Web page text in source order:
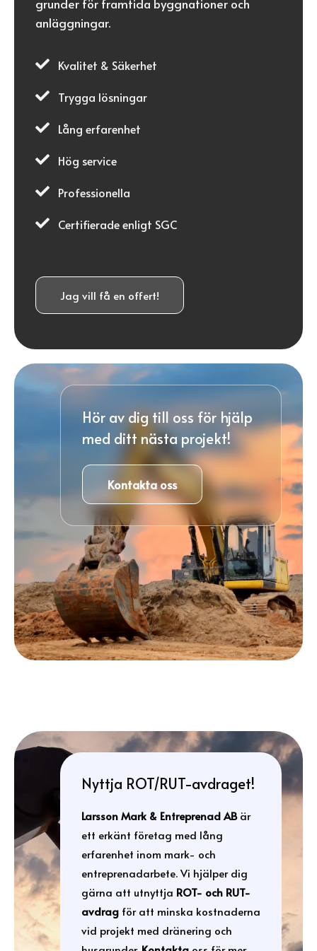
grunder för framtida byggnationer och
anläggningar.
 Kvalitet & Säkerhet
 Trygga lösningar
 Lång erfarenhet
 Hög service
 Professionella
 Certifierade enligt SGC
Jag vill få en offert!
Hör av dig till oss för hjälp
med ditt nästa projekt!
Kontakta oss
Nyttja ROT/RUT-avdraget!
Larsson Mark & Entreprenad ABär
ett erkänt företag med lång
erfarenhet inom mark- och
entreprenadarbete. Vi hjälper dig
gärna att utnyttja ROT- och RUT-
avdragför att minska kostnaderna
vid projekt med dränering och